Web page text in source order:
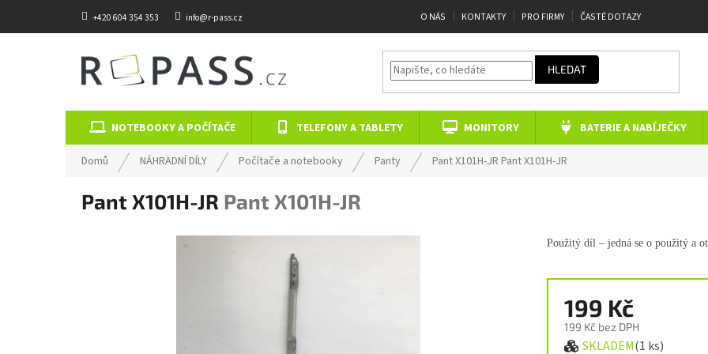
+420 604 354 353 info@r-pass.cz O NÁS KONTAKTY PRO FIRMY ČASTÉ DOTAZY
HLEDAT
NOTEBOOKY A POČÍTAČE TELEFONY A TABLETY MONITORY BATERIE A NABÍJEČKY
Domů NÁHRADNÍ DÍLY Počítače a notebooky Panty Pant X101H-JR Pant X101H-JR
Pant X101H-JR Pant X101H-JR
199 Kč
199 Kč bez DPH
Měrná cena:
SKLADEM(1 ks)
Použitý díl – jedná se o použitý a